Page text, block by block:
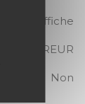
Affiche
#ERREUR
Non